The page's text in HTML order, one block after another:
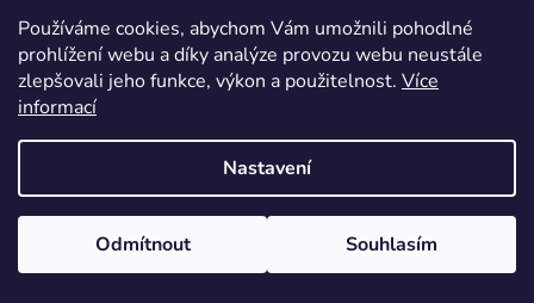
Používáme cookies, abychom Vám umožnili pohodlné
prohlížení webu a díky analýze provozu webu neustále
zlepšovali jeho funkce, výkon a použitelnost. Více
informací
Nastavení
Odmítnout Souhlasím